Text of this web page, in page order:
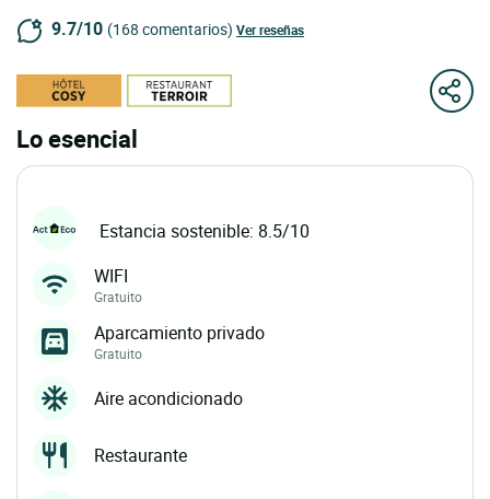
9.7/10 (168 comentarios) Ver reseñas
Lo esencial
Estancia sostenible: 8.5/10
WIFI
Gratuito
Aparcamiento privado
Gratuito
Aire acondicionado
Restaurante